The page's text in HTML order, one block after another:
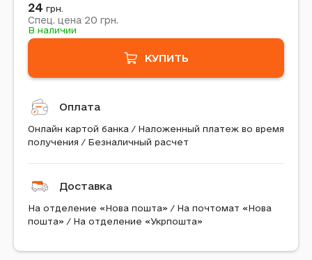
24 грн.
Спец. цена 20 грн.
В наличии
КУПИТЬ
Оплата
Онлайн картой банка / Наложенный платеж во время
получения / Безналичный расчет
Доставка
На отделение «Нова пошта» / На почтомат «Нова
пошта» / На отделение «Укрпошта»